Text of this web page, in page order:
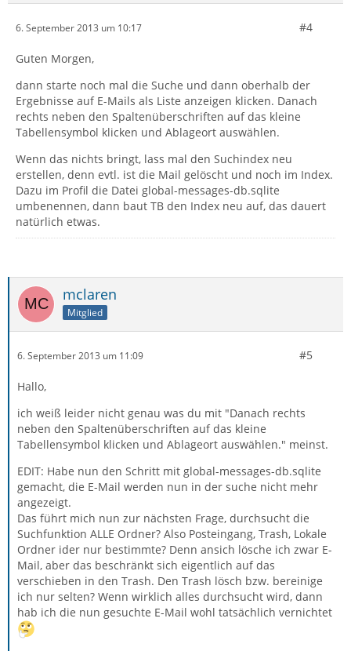
6. September 2013 um 10:17 #4
Guten Morgen,
dann starte noch mal die Suche und dann oberhalb der
Ergebnisse auf E-Mails als Liste anzeigen klicken. Danach
rechts neben den Spaltenüberschriften auf das kleine
Tabellensymbol klicken und Ablageort auswählen.
Wenn das nichts bringt, lass mal den Suchindex neu
erstellen, denn evtl. ist die Mail gelöscht und noch im Index.
Dazu im Profil die Datei global-messages-db.sqlite
umbenennen, dann baut TB den Index neu auf, das dauert
natürlich etwas.
mclaren
Mitglied
6. September 2013 um 11:09 #5
Hallo,
ich weiß leider nicht genau was du mit "Danach rechts
neben den Spaltenüberschriften auf das kleine
Tabellensymbol klicken und Ablageort auswählen." meinst.
EDIT: Habe nun den Schritt mit global-messages-db.sqlite
gemacht, die E-Mail werden nun in der suche nicht mehr
angezeigt.
Das führt mich nun zur nächsten Frage, durchsucht die
Suchfunktion ALLE Ordner? Also Posteingang, Trash, Lokale
Ordner ider nur bestimmte? Denn ansich lösche ich zwar E-
Mail, aber das beschränkt sich eigentlich auf das
verschieben in den Trash. Den Trash lösch bzw. bereinige
ich nur selten? Wenn wirklich alles durchsucht wird, dann
hab ich die nun gesuchte E-Mail wohl tatsächlich vernichtet